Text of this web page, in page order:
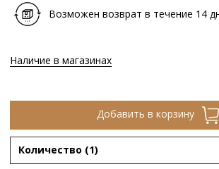
Возможен возврат в течение 14
Наличие в магазинах
Количество (1)
Добавить в корзину